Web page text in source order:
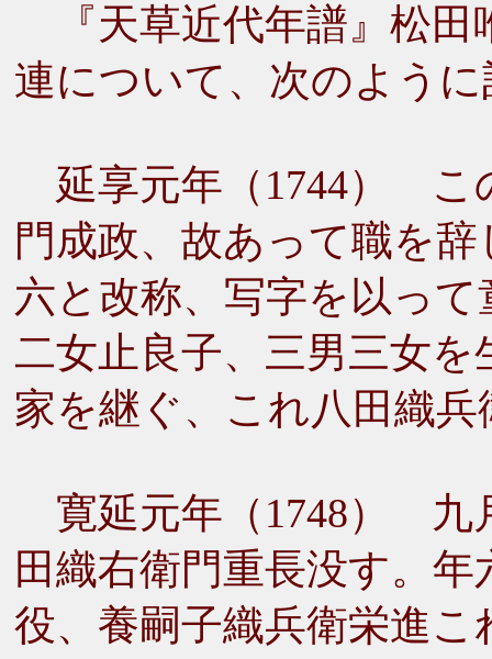
『天草近代年譜』松
連について、次のよう
延享元年（1744） こ
門成政、故あって職を
六と改称、写字を以っ
二女止良子、三男三女
家を継ぐ、これ八田織
寛延元年（1748） 九
田織右衛門重長没す。
役、養嗣子織兵衛栄進こ